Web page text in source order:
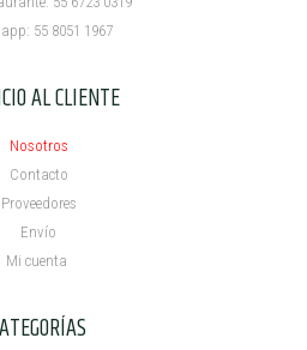
55 8051 1967
AL CLIENTE
Nosotros
Contacto
Proveedores
Envío
Mi cuenta ​